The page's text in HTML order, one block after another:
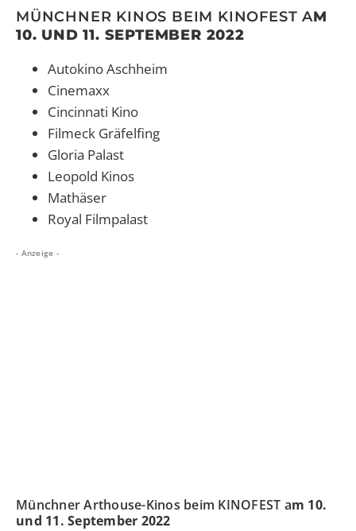
MÜNCHNER KINOS BEIM KINOFEST AM
10. UND 11. SEPTEMBER 2022
Autokino Aschheim
Cinemaxx
Cincinnati Kino
Filmeck Gräfelfing
Gloria Palast
Leopold Kinos
Mathäser
Royal Filmpalast
- Anzeige -
Münchner Arthouse-Kinos beim KINOFEST am 10.
und 11. September 2022